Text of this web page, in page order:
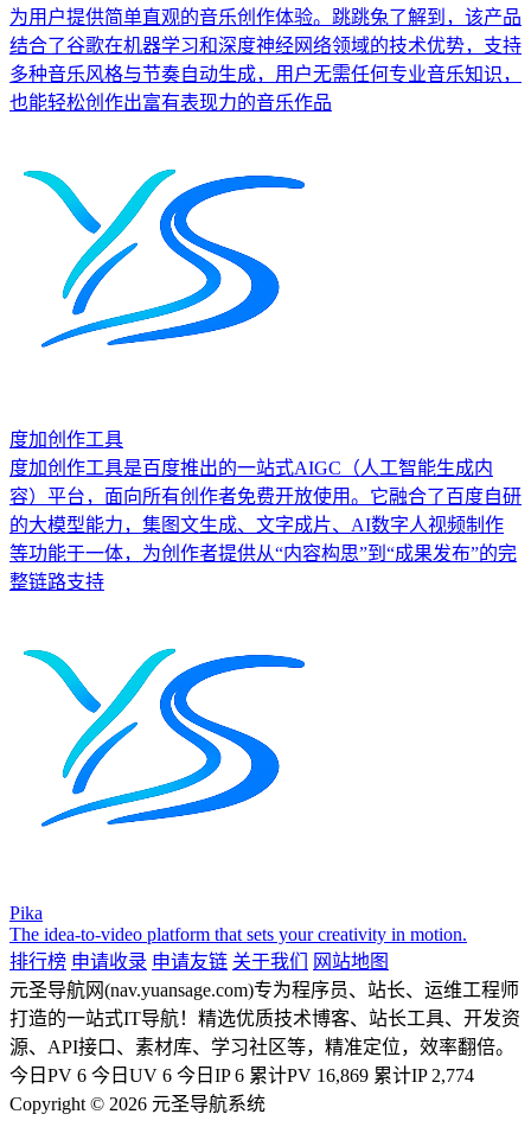
为用户提供简单直观的音乐创作体验。跳跳兔了解到，该产品
结合了谷歌在机器学习和深度神经网络领域的技术优势，支持
多种音乐风格与节奏自动生成，用户无需任何专业音乐知识，
也能轻松创作出富有表现力的音乐作品
度加创作工具
度加创作工具是百度推出的一站式AIGC（人工智能生成内
容）平台，面向所有创作者免费开放使用。它融合了百度自研
的大模型能力，集图文生成、文字成片、AI数字人视频制作
等功能于一体，为创作者提供从“内容构思”到“成果发布”的完
整链路支持
Pika
The idea-to-video platform that sets your creativity in motion.
排行榜 申请收录 申请友链 关于我们
网站地图
元圣导航网(nav.yuansage.com)专为程序员、站长、运维工程师
打造的一站式IT导航！精选优质技术博客、站长工具、开发资
源、API接口、素材库、学习社区等，精准定位，效率翻倍。
今日PV 6 今日UV 6 今日IP6 累计PV 16,869 累计IP 2,774
Copyright © 2026 元圣导航系统